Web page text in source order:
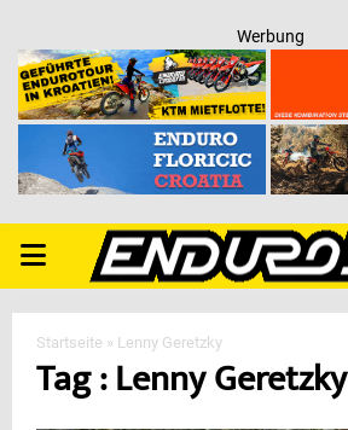
Werbung
PRIMARY
MENU
Startseite » Lenny Geretzky
Tag : Lenny Geretzky